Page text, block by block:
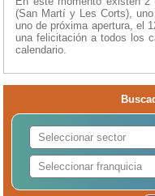
(San Martí y Les Corts),
uno de próxima apertura, el
una felicitación a todos los
calendario.